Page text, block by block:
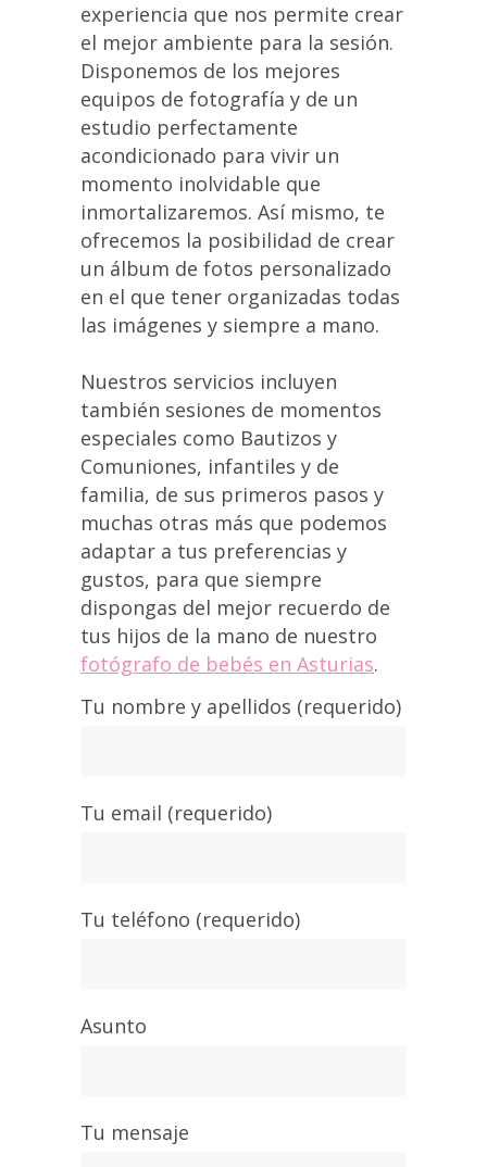
experiencia que nos permite crear
el mejor ambiente para la sesión.
Disponemos de los mejores
equipos de fotografía y de un
estudio perfectamente
acondicionado para vivir un
momento inolvidable que
inmortalizaremos. Así mismo, te
ofrecemos la posibilidad de crear
un álbum de fotos personalizado
en el que tener organizadas todas
las imágenes y siempre a mano.
Nuestros servicios incluyen
también sesiones de momentos
especiales como Bautizos y
Comuniones, infantiles y de
familia, de sus primeros pasos y
muchas otras más que podemos
adaptar a tus preferencias y
gustos, para que siempre
dispongas del mejor recuerdo de
tus hijos de la mano de nuestro
fotógrafo de bebés en Asturias.
Tu nombre y apellidos (requerido)
Tu email (requerido)
Tu teléfono (requerido)
Asunto
Tu mensaje